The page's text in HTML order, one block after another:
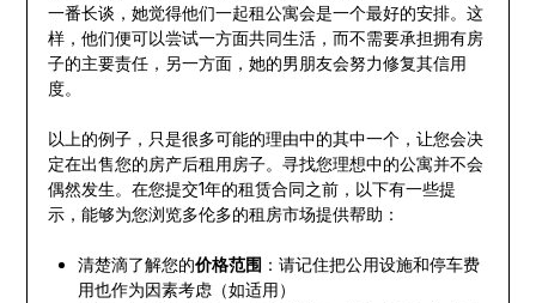
一番长谈，她觉得他们一起租公寓会是一个最好的安排。这
样，他们便可以尝试一方面共同生活，而不需要承担拥有房
子的主要责任，另一方面，她的男朋友会努力修复其信用
度。
以上的例子，只是很多可能的理由中的其中一个，让您会决
定在出售您的房产后租用房子。寻找您理想中的公寓并不会
偶然发生。在您提交1年的租赁合同之前，以下有一些提
示，能够为您浏览多伦多的租房市场提供帮助：
清楚滴了解您的价格范围 ：请记住把公用设施和停车费
用也作为因素考虑（如适用）